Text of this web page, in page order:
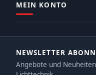
MEIN KONTO
NEWSLETTER
Angebote und